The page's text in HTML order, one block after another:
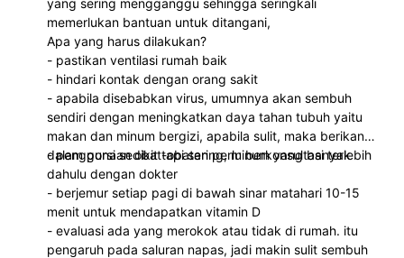
memerlukan bantuan untuk ditangani,
Apa yang harus dilakukan?
- pastikan ventilasi rumah baik
- hindari kontak dengan orang sakit
- apabila disebabkan virus, umumnya akan sembuh
sendiri dengan meningkatkan daya tahan tubuh yaitu
makan dan minum bergizi, apabila sulit, maka berikan
dalam porsi sedikit tapi sering, minum yang banyak
- penggunaan obat-obatan perlu berkonsultasi terlebih
dahulu dengan dokter
- berjemur setiap pagi di bawah sinar matahari 10-15
menit untuk mendapatkan vitamin D
- evaluasi ada yang merokok atau tidak di rumah. itu
pengaruh pada saluran napas, jadi makin sulit sembuh